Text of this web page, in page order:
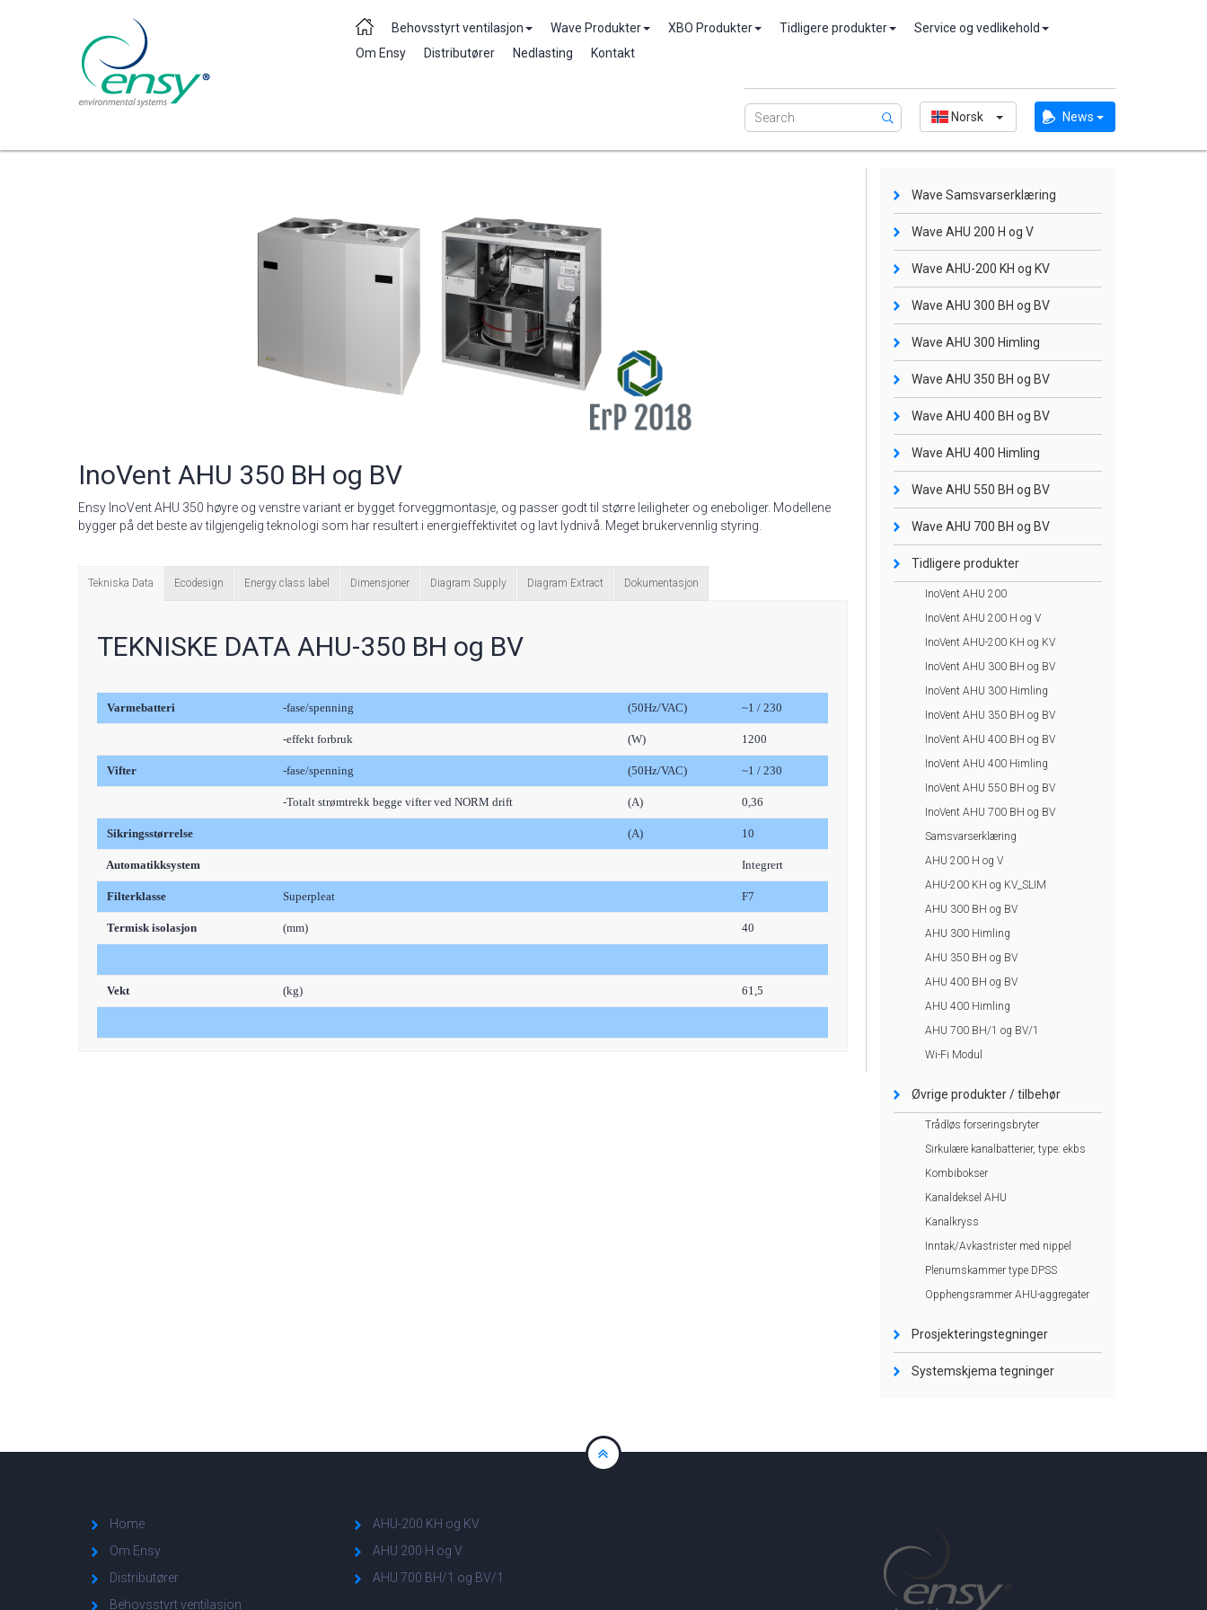
Behovsstyrt ventilasjon Wave Produkter XBO Produkter Tidligere produkter
Service og vedlikehold
Om Ensy
Distributører Nedlasting Kontakt
Norsk News
InoVent AHU 350 BH og BV
Ensy InoVent AHU 350 høyre og venstre variant er bygget forveggmontasje, og passer godt til større leiligheter og eneboliger. Modellene
bygger på det beste av tilgjengelig teknologi som har resultert i energieffektivitet og lavt lydnivå. Meget brukervennlig styring.
Tekniska Data Ecodesign Energy class label Dimensjoner Diagram Supply Diagram Extract Dokumentasjon
TEKNISKE DATA AHU-350 BH og BV
Varmebatteri -fase/spenning (50Hz/VAC) ~1 / 230
-effekt forbruk (W) 1200
Vifter -fase/spenning (50Hz/VAC) ~1 / 230
-Totalt strømtrekk begge vifter ved NORM drift (A) 0,36
Sikringsstørrelse (A) 10
Automatikksystem Integrert
Filterklasse Superpleat F7
Termisk isolasjon (mm) 40
Vekt (kg) 61,5
Wave Samsvarserklæring
Wave AHU 200 H og V
Wave AHU-200 KH og KV
Wave AHU 300 BH og BV
Wave AHU 300 Himling
Wave AHU 350 BH og BV
Wave AHU 400 BH og BV
Wave AHU 400 Himling
Wave AHU 550 BH og BV
Wave AHU 700 BH og BV
Tidligere produkter
InoVent AHU 200
InoVent AHU 200 H og V
InoVent AHU-200 KH og KV
InoVent AHU 300 BH og BV
InoVent AHU 300 Himling
InoVent AHU 350 BH og BV
InoVent AHU 400 BH og BV
InoVent AHU 400 Himling
InoVent AHU 550 BH og BV
InoVent AHU 700 BH og BV
Samsvarserklæring
AHU 200 H og V
AHU-200 KH og KV_SLIM
AHU 300 BH og BV
AHU 300 Himling
AHU 350 BH og BV
AHU 400 BH og BV
AHU 400 Himling
AHU 700 BH/1 og BV/1
Wi-Fi Modul
Øvrige produkter / tilbehør
Trådløs forseringsbryter
Sirkulære kanalbatterier, type: ekbs
Kombibokser
Kanaldeksel AHU
Kanalkryss
Inntak/Avkastrister med nippel
Plenumskammer type DPSS
Opphengsrammer AHU-aggregater
Prosjekteringstegninger
Systemskjema tegninger
Home
Om Ensy
Distributører
Behovsstyrt ventilasjon
AHU-200 KH og KV
AHU 200 H og V
AHU 700 BH/1 og BV/1